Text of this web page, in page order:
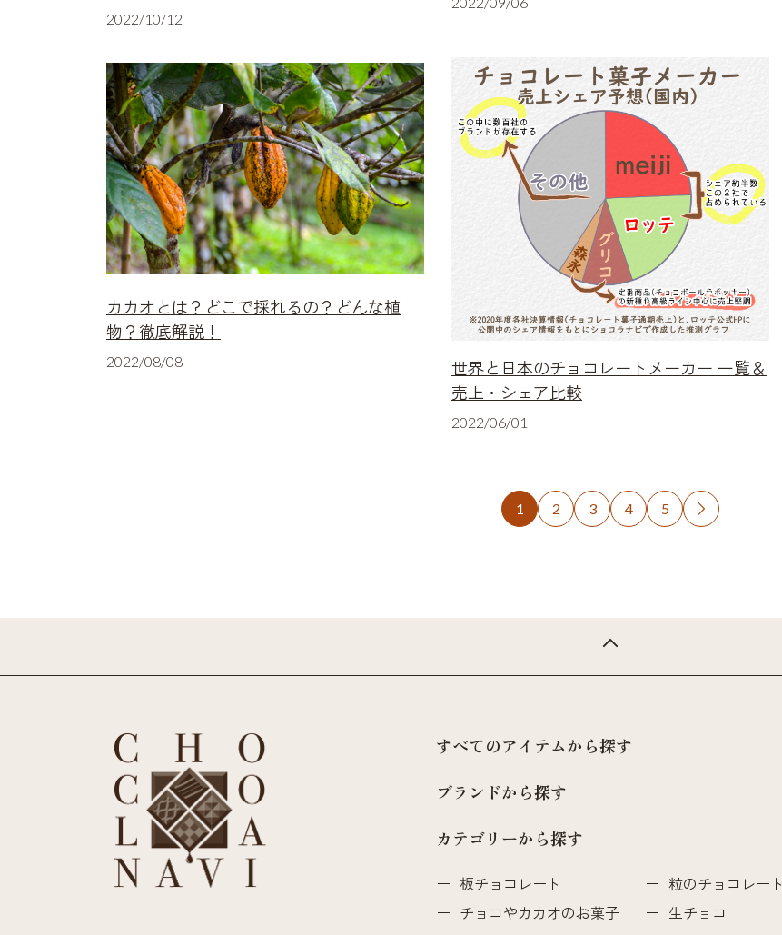
2022/10/12
カカオとは？どこで採れるの？どんな植
物？徹底解説！
2022/08/08
世界と日本のチョコレートメーカー 一覧＆
売上・シェア比較
2022/06/01
1 2 3 4 5 
すべてのアイテムから探す
ブランドから探す
カテゴリーから探す
板チョコレート
粒のチョコレート
チョコやカカオのお菓子
生チョコ